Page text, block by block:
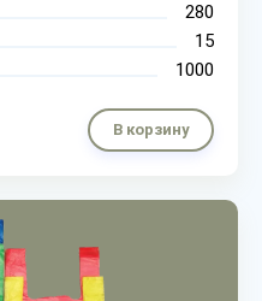
280
15
1000
В корзину